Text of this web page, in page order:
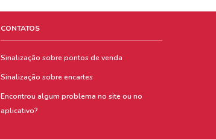
CONTATOS
Sinalização sobre pontos de venda
Sinalização sobre encartes
Encontrou algum problema no site ou no
aplicativo?